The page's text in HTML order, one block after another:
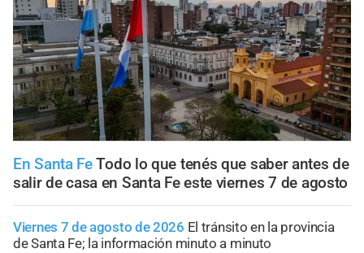
En Santa FeTodo lo que tenés que saber antes de
salir de casa en Santa Fe este viernes 7 de agosto
Viernes 7 de agosto de 2026 El tránsito en la provincia
de Santa Fe; la información minuto a minuto